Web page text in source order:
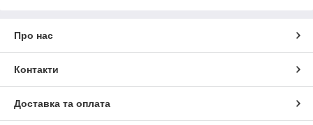
Про нас
Контакти
Доставка та оплата